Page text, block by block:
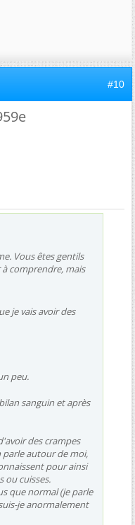
#10
Vous êtes gentils
comprendre, mais
je vais avoir des
peu.
sanguin et après
des crampes
autour de moi,
pour ainsi
ou cuisses.
que normal (je parle
je anormalement